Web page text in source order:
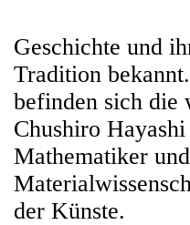
Geschichte und
Tradition
befinden sich die
Chushiro
Mathematiker
der Künste.